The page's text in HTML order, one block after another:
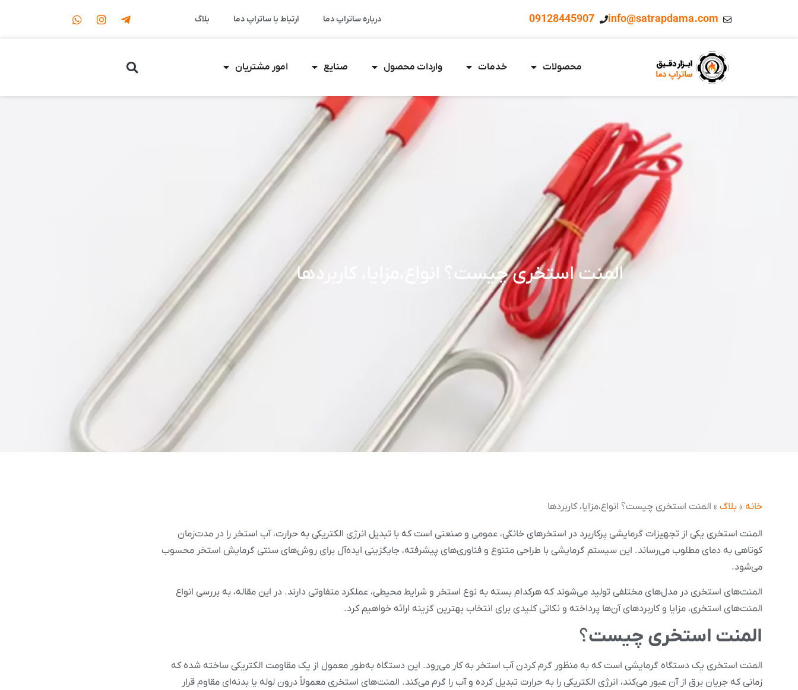
info@satrapdama.com
09128445907 درباره ساتراپ دما ارتباط با ساتراپ دما بلاگ
محصولات خدمات واردات محصول صنایع امور مشتریان
المنت استخری چیست؟ انواع،مزایا، کاربردها
خانه » بلاگ » المنت استخری چیست؟ انواع،مزایا، کاربردها
المنت استخری یکی از تجهیزات گرمایشی پرکاربرد در استخرهای خانگی، عمومی و صنعتی است که با تبدیل انرژی الکتریکی به حرارت، آب استخر را در مدت‌زمان
کوتاهی به دمای مطلوب می‌رساند. این سیستم گرمایشی با طراحی متنوع و فناوری‌های پیشرفته، جایگزینی ایده‌آل برای روش‌های سنتی گرمایش استخر محسوب
می‌شود.
المنت‌های استخری در مدل‌های مختلفی تولید می‌شوند که هرکدام بسته به نوع استخر و شرایط محیطی، عملکرد متفاوتی دارند. در این مقاله، به بررسی انواع
المنت‌های استخری، مزایا و کاربردهای آن‌ها پرداخته و نکاتی کلیدی برای انتخاب بهترین گزینه ارائه خواهیم کرد.
المنت استخری چیست؟
المنت استخری یک دستگاه گرمایشی است که به منظور گرم کردن آب استخر به کار می‌رود. این دستگاه به‌طور معمول از یک مقاومت الکتریکی ساخته شده که
زمانی که جریان برق از آن عبور می‌کند، انرژی الکتریکی را به حرارت تبدیل کرده و آب را گرم می‌کند. المنت‌های استخری معمولاً درون لوله یا بدنه‌ای مقاوم قرار